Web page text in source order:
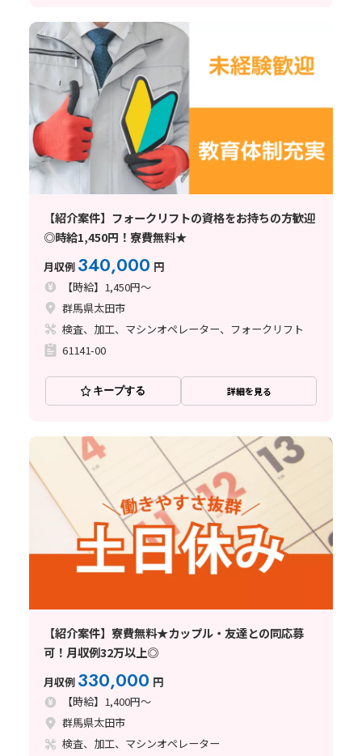
【紹介案件】フォークリフトの資格をお持ちの方歓迎
◎時給1,450円！寮費無料★
月収例 340,000 円
【時給】1,450円～
群馬県太田市
検査、加工、マシンオペレーター、フォークリフト
61141-00
キープする 詳細を見る
【紹介案件】寮費無料★カップル・友達との同応募
可！月収例32万以上◎
月収例 330,000 円
【時給】1,400円～
群馬県太田市
検査、加工、マシンオペレーター